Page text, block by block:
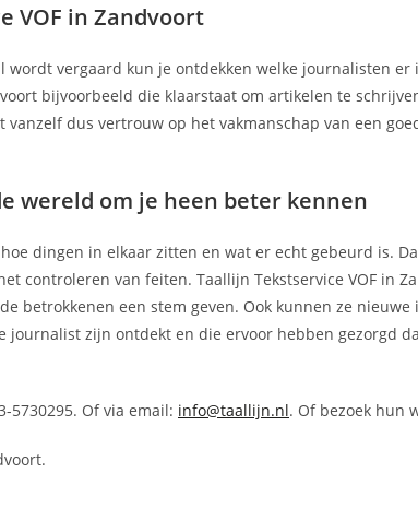
VOF in Zandvoort
vergaard kun je ontdekken welke journalisten er
bijvoorbeeld die klaarstaat om artikelen te
vanzelf dus vertrouw op het vakmanschap van een
wereld om je heen beter kennen
dingen in elkaar zitten en wat er echt gebeurd is.
controleren van feiten. Taallijn Tekstservice VOF in
betrokkenen een stem geven. Ook kunnen ze nieuwe
zijn ontdekt en die ervoor hebben gezorgd
5730295. Of via email: info@taallijn.nl. Of bezoek hun